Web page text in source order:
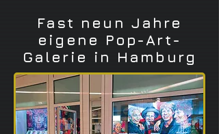
Fast neun Jahre
eigene Pop-Art-
Galerie in Hamburg